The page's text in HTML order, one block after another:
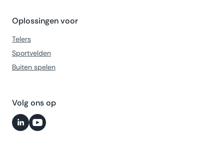
Oplossingen voor
Telers
Sportvelden
Buiten spelen
Volg ons op